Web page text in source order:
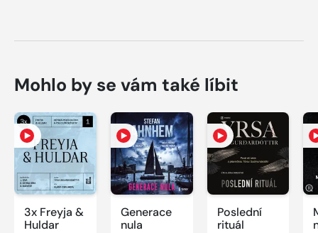
Mohlo by se vám také líbit
3x Freyja &
Huldar
Generace
nula
Poslední
rituál